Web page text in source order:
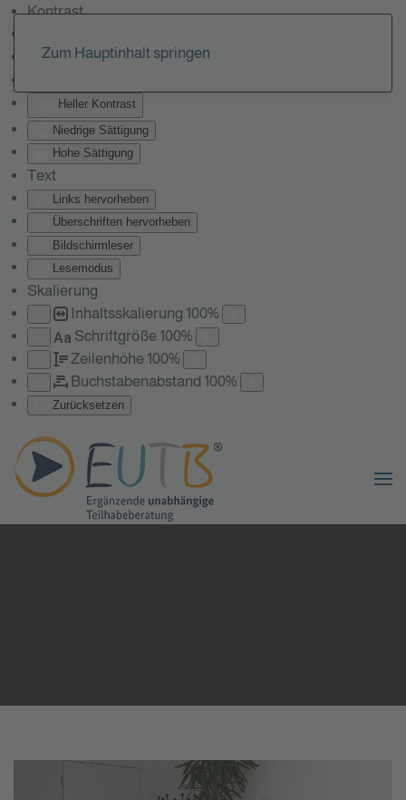
Kontrast
Monochrom
Heller Kontrast
Niedrige Sättigung
Hohe Sättigung
Text
Links hervorheben
Überschriften hervorheben
Bildschirmleser
Lesemodus
Skalierung
Inhaltsskalierung 100%
Aa Schriftgröße 100%
Zeilenhöhe 100%
Buchstabenabstand 100%
Zurücksetzen
Zum Hauptinhalt springen